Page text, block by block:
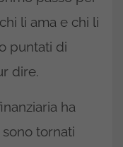
li ama e chi li
puntati di
dire.
ha
tornati